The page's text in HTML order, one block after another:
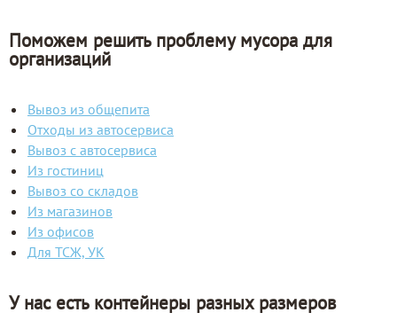
Поможем решить проблему мусора для
организаций
Вывоз из общепита
Отходы из автосервиса
Вывоз с автосервиса
Из гостиниц
Вывоз со складов
Из магазинов
Из офисов
Для ТСЖ, УК
У нас есть контейнеры разных размеров